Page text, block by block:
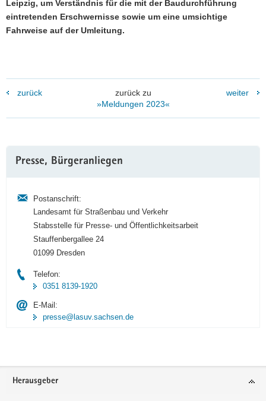
Leipzig, um Verständnis für die mit der Baudurchführung
eintretenden Erschwernisse sowie um eine umsichtige
Fahrweise auf der Umleitung.
zurück
zurück zu
»Meldungen 2023«
weiter
Information
Presse, Bürgeranliegen
Postanschrift:
Landesamt für Straßenbau und Verkehr
Stabsstelle für Presse- und Öffentlichkeitsarbeit
Stauffenbergallee 24
01099 Dresden
Telefon:
0351 8139-1920
E-Mail:
presse@lasuv.sachsen.de
Footer-
Herausgeber